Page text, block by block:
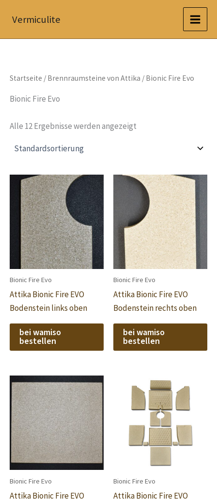
InhaltVermiculite
Startseite / Brennraumsteine von Attika / Bionic Fire Evo
Bionic Fire Evo
Alle 12 Ergebnisse werden angezeigt
Bionic Fire Evo
Attika Bionic Fire EVO
Bodenstein links oben
bei wamiso
bestellen
Bionic Fire Evo
Attika Bionic Fire EVO
Bodenstein rechts oben
bei wamiso
bestellen
Bionic Fire Evo
Attika Bionic Fire EVO
Bionic Fire Evo
Attika Bionic Fire EVO